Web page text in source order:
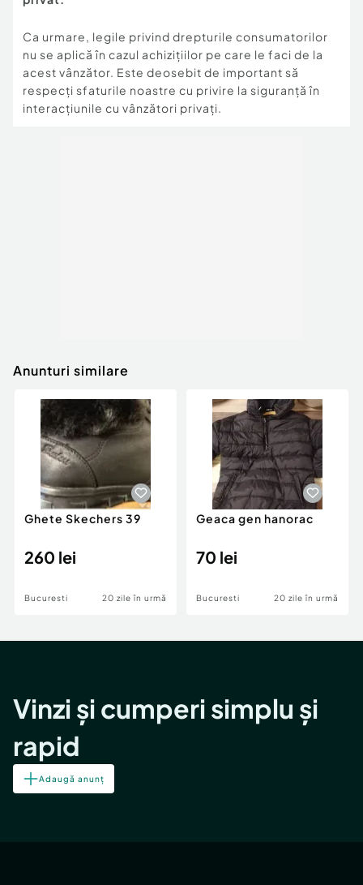
Ca urmare, legile privind drepturile consumatorilor
nu se aplică în cazul achizițiilor pe care le faci de la
acest vânzător. Este deosebit de important să
respecți sfaturile noastre cu privire la siguranță în
interacțiunile cu vânzători privați.
Anunturi similare
Ghete Skechers 39
260 lei
Bucuresti 20 zile în urmă
Geaca gen hanorac
70 lei
Bucuresti 20 zile în urmă
Vinzi și cumperi simplu și
rapid
Adaugă anunț